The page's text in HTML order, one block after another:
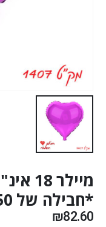
*חבילה של 50 יח'*
₪82.60